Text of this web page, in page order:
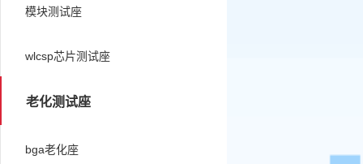
模块测试座
wlcsp芯片测试座
老化测试座
bga老化座